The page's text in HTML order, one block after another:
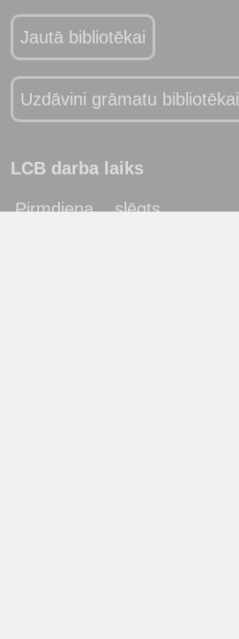
Jautā bibliotēkai
Uzdāvini grāmatu bibliotēkai
LCB darba laiks
Pirmdiena
slēgts